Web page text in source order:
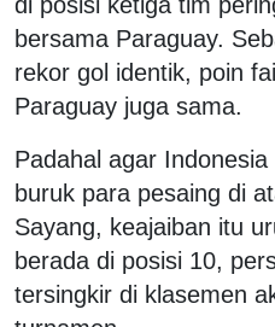
bersama Paraguay.
rekor gol identik, poin
Paraguay juga sama.
Padahal agar Indonesia
buruk para pesaing di
Sayang, keajaiban itu
berada di posisi 10,
tersingkir di klasemen